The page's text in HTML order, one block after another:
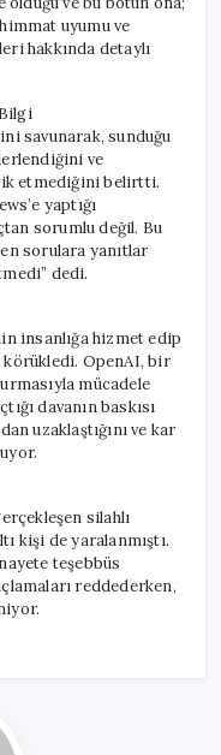
uyumu ve
hakkında detaylı
savunarak, sunduğu
ve
etmediğini belirtti.
yaptığı
sorumlu değil. Bu
sorulara yanıtlar
dedi.
insanlığa hizmet edip
körükledi. OpenAI, bir
mücadele
davanın baskısı
uzaklaştığını ve kar
silahlı
kişi de yaralanmıştı.
teşebbüs
reddederken,